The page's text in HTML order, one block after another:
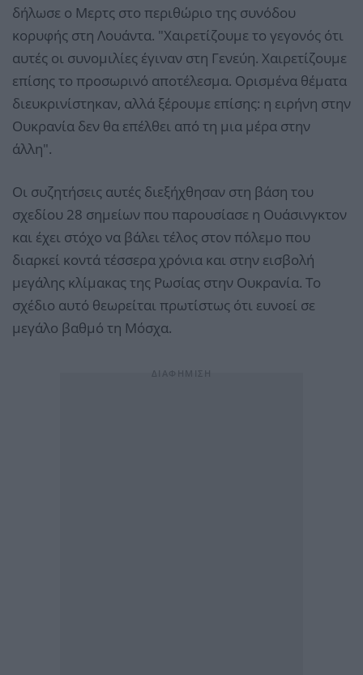
δήλωσε ο Μερτς στο περιθώριο της συνόδου
κορυφής στη Λουάντα. "Χαιρετίζουμε το γεγονός ότι
αυτές οι συνομιλίες έγιναν στη Γενεύη. Χαιρετίζουμε
επίσης το προσωρινό αποτέλεσμα. Ορισμένα θέματα
διευκρινίστηκαν, αλλά ξέρουμε επίσης: η ειρήνη στην
Ουκρανία δεν θα επέλθει από τη μια μέρα στην
άλλη".
Οι συζητήσεις αυτές διεξήχθησαν στη βάση του
σχεδίου 28 σημείων που παρουσίασε η Ουάσινγκτον
και έχει στόχο να βάλει τέλος στον πόλεμο που
διαρκεί κοντά τέσσερα χρόνια και στην εισβολή
μεγάλης κλίμακας της Ρωσίας στην Ουκρανία. Το
σχέδιο αυτό θεωρείται πρωτίστως ότι ευνοεί σε
μεγάλο βαθμό τη Μόσχα.